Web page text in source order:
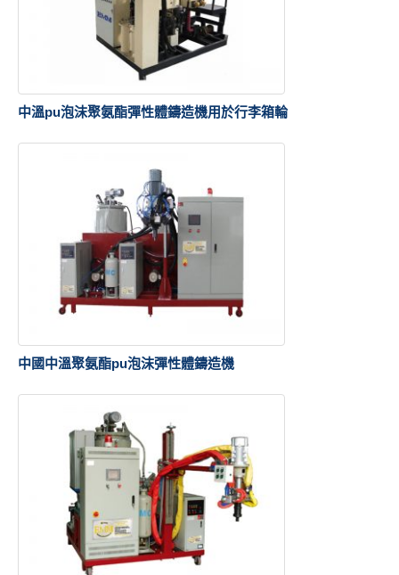
中溫pu泡沫聚氨酯彈性體鑄造機用於行李箱輪
中國中溫聚氨酯pu泡沫彈性體鑄造機